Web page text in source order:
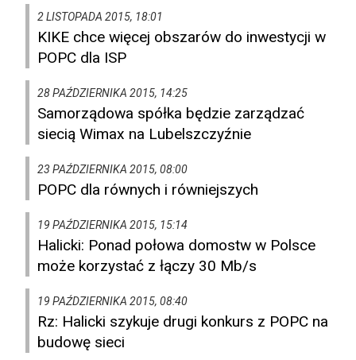
2 LISTOPADA 2015, 18:01
KIKE chce więcej obszarów do inwestycji w
POPC dla ISP
28 PAŹDZIERNIKA 2015, 14:25
Samorządowa spółka będzie zarządzać
siecią Wimax na Lubelszczyźnie
23 PAŹDZIERNIKA 2015, 08:00
POPC dla równych i równiejszych
19 PAŹDZIERNIKA 2015, 15:14
Halicki: Ponad połowa domostw w Polsce
może korzystać z łączy 30 Mb/s
19 PAŹDZIERNIKA 2015, 08:40
Rz: Halicki szykuje drugi konkurs z POPC na
budowę sieci